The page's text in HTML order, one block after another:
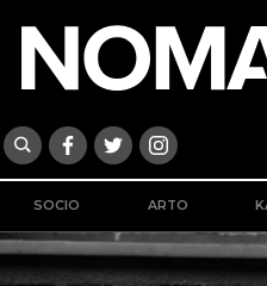
SOCIO ARTO